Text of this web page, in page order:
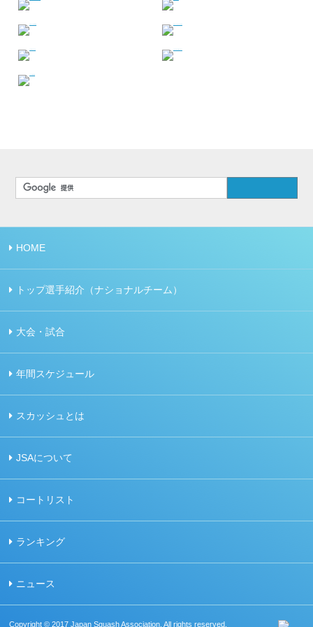
HOME
トップ選手紹介（ナショナルチーム）
大会・試合
年間スケジュール
スカッシュとは
JSAについて
コートリスト
ランキング
ニュース
Copyright © 2017 Japan Squash Association. All rights reserved.